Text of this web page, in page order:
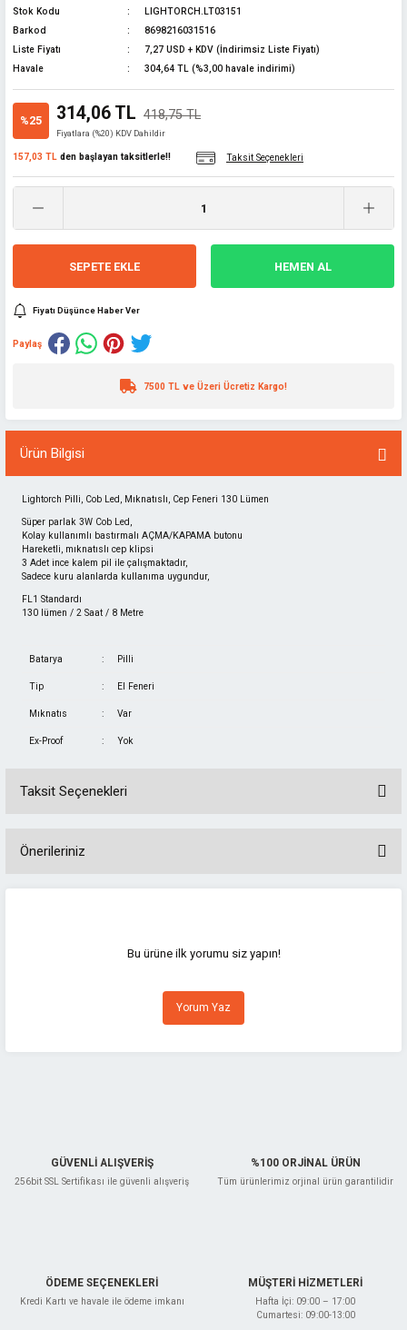
Stok Kodu
LIGHTORCH.LT03151
Barkod
8698216031516
Liste Fiyatı
7,27 USD + KDV (İndirimsiz Liste Fiyatı)
Havale
304,64 TL (%3,00 havale indirimi)
%25 314,06 TL 418,75 TL
Fiyatlara (%20) KDV Dahildir
157,03 TL den başlayan taksitlerle!! Taksit Seçenekleri
SEPETE EKLE HEMEN AL
Fiyatı Düşünce Haber Ver
Paylaş
7500 TL ve Üzeri Ücretiz Kargo!
Ürün Bilgisi
Lightorch Pilli, Cob Led, Mıknatıslı, Cep Feneri 130 Lümen
Süper parlak 3W Cob Led,
Kolay kullanımlı bastırmalı AÇMA/KAPAMA butonu
Hareketli, mıknatıslı cep klipsi
3 Adet ince kalem pil ile çalışmaktadır,
Sadece kuru alanlarda kullanıma uygundur,
FL1 Standardı
130 lümen / 2 Saat / 8 Metre
Batarya : Pilli
Tip : El Feneri
Mıknatıs : Var
Ex-Proof : Yok
Taksit Seçenekleri
Önerileriniz
Görüş ve önerileriniz için teşekkür ederiz.
Ürün resmi kalitesiz, bozuk veya görüntülenemiyor.
Ürün açıklamasında eksik bilgiler bulunuyor.
Bu ürüne ilk yorumu siz yapın!
Yorum Yaz
GÜVENLİ ALIŞVERİŞ
256bit SSL Sertifikası ile güvenli alışveriş
%100 ORJİNAL ÜRÜN
Tüm ürünlerimiz orjinal ürün garantilidir
ÖDEME SEÇENEKLERİ
Kredi Kartı ve havale ile ödeme imkanı
MÜŞTERİ HİZMETLERİ
Hafta İçi: 09:00 – 17:00
Cumartesi: 09:00-13:00